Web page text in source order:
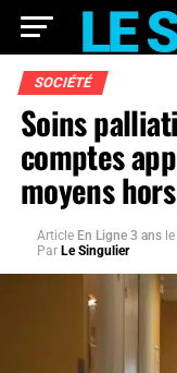
SOCIÉTÉ
Soins
comptes
moyens
Article En Ligne 3 ans le
Par Le Singulier